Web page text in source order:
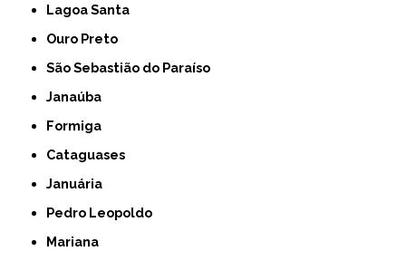
Lagoa Santa
Ouro Preto
São Sebastião do Paraíso
Janaúba
Formiga
Cataguases
Januária
Pedro Leopoldo
Mariana